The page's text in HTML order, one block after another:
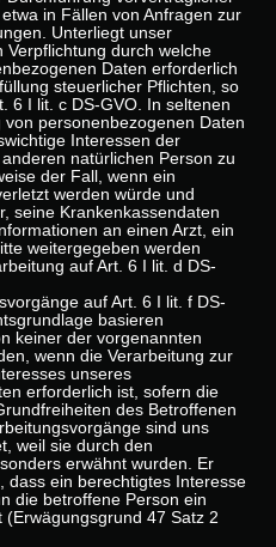
in Fällen von Anfragen zur
Unterliegt unser
Verpflichtung durch welche
Daten erforderlich
steuerlicher Pflichten, so
6 I lit. c DS-GVO. In seltenen
personenbezogenen Daten
Interessen der
natürlichen Person zu
der Fall, wenn ein
werden würde und
seine Krankenkassendaten
an einen Arzt, ein
weitergegeben werden
auf Art. 6 I lit. d DS-
auf Art. 6 I lit. f DS-
basieren
keiner der vorgenannten
wenn die Verarbeitung zur
unseres
erforderlich ist, sofern die
des Betroffenen
sind uns
weil sie durch den
erwähnt wurden. Er
dass ein berechtigtes Interesse
die betroffene Person ein
(Erwägungsgrund 47 Satz 2